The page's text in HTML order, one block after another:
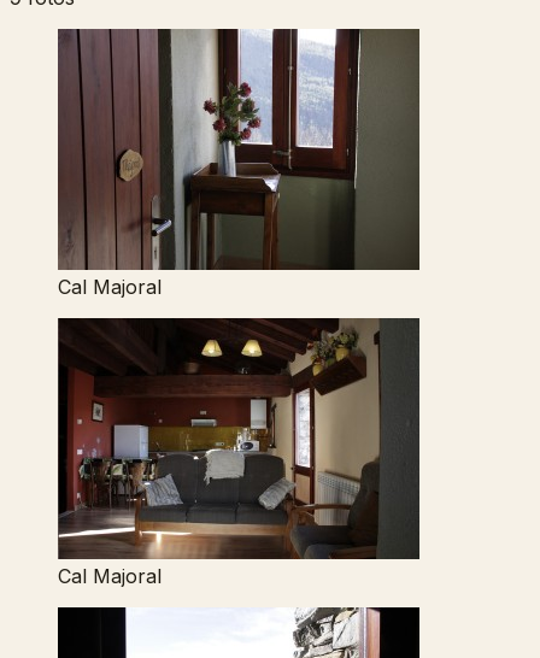
Cal Majoral
Cal Majoral